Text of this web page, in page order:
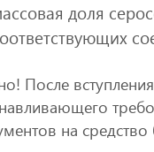
доля
После
на